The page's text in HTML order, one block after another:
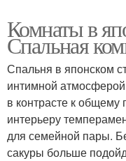
Комнаты в
Спальная
Спальня в японском
интимной
в контрасте к общему
интерьеру
для семейной пары.
сакуры больше